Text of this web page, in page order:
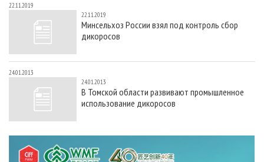
22.11.2019
22.11.2019
Минсельхоз России взял под контроль сбор
дикоросов
24.01.2013
24.01.2013
В Томской области развивают промышленное
использование дикоросов